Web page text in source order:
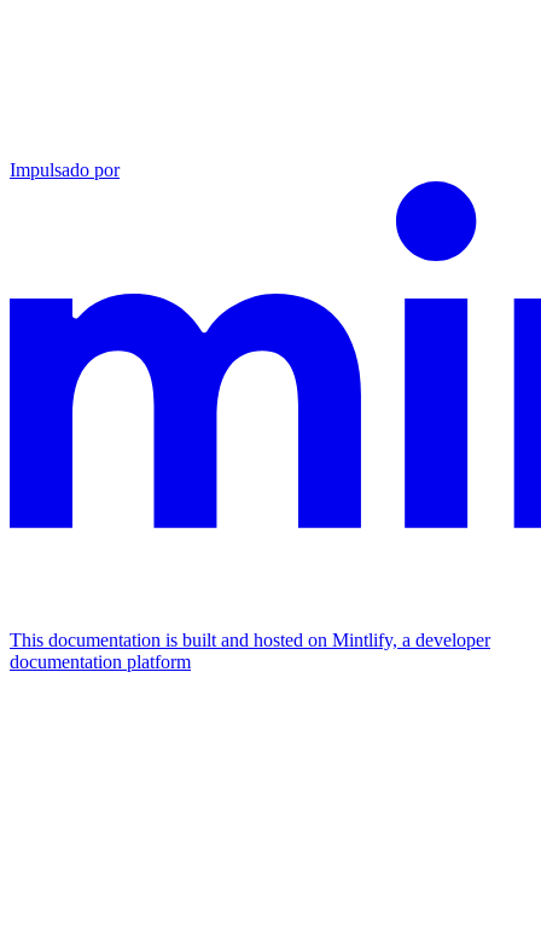
Impulsado por
This documentation is built and hosted on Mintlify, a developer
documentation platform